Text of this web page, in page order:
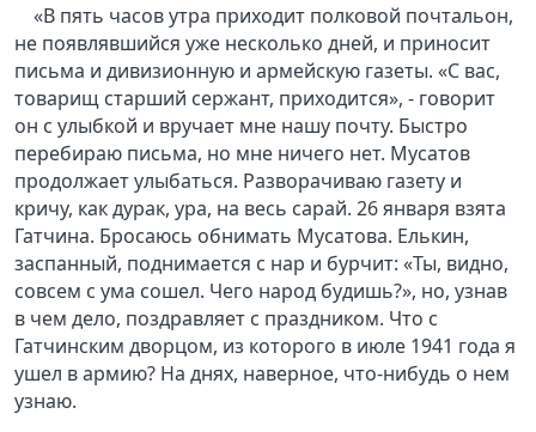
«В пять часов утра приходит полковой почтальон,
не появлявшийся уже несколько дней, и приносит
письма и дивизионную и армейскую газеты. «С вас,
товарищ старший сержант, приходится», - говорит
он с улыбкой и вручает мне нашу почту. Быстро
перебираю письма, но мне ничего нет. Мусатов
продолжает улыбаться. Разворачиваю газету и
кричу, как дурак, ура, на весь сарай. 26 января взята
Гатчина. Бросаюсь обнимать Мусатова. Елькин,
заспанный, поднимается с нар и бурчит: «Ты, видно,
совсем с ума сошел. Чего народ будишь?», но, узнав
в чем дело, поздравляет с праздником. Что с
Гатчинским дворцом, из которого в июле 1941 года я
ушел в армию? На днях, наверное, что-нибудь о нем
узнаю.